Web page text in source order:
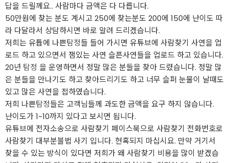
답을 드릴께요.. 사람마다 금액은 다 다릅니다.
50만원에 찾는 분도 계시고 250에 찾는분도 200에 150에 난이도 따
라 다달라서 상담하시면 바로 알려 드리겠습니다.
저희는 유튭에 나쁜탐정들 들어 가시면 유튜브에 사람찾기 사연을 업
로드 하고 있으면서 잼있는 사연 슬픈사연들을 업로드 하고 있습니다.
20년 탐정 을 운영하면서 정말 많은 분들을 찾아 드렸습니다. 정말 많
은 분들을 만나기도 하고 찾아드리기도 하고 너무 슬퍼 눈물이 날때도
있고 많은 사연을 접하였습니다.
저희 나쁜탐정들은 고객님들께 과도한 금액을 요구 하지 않습니다.
난이도가 1~10까지 있다고 보시면 됩니다.
유튜브에 전자소송으로 사람찾기 페이스북으로 사람찾기 전화번호로
사람찾기 대부분불법 사기 입니다. 현혹되지 마십시요. 만약 거기서
찾을 수 있는 방식이 있다면 저희가 왜 사람찾기 비용을 많이 받겠습